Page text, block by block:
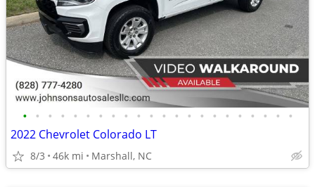
• • • • • • • • • • • • • • • • • • • • • •
2022 Chevrolet Colorado LT
8/3 46k mi Marshall, NC